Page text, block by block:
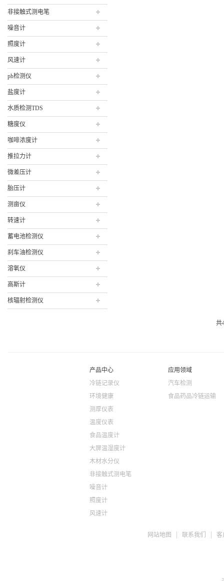
非接触式测电笔
噪音计
照度计
风速计
ph检测仪
盐度计
水质检测TDS
糖度仪
咖啡浓度计
推拉力计
微差压计
胎压计
测亩仪
转速计
蓄电池检测仪
刹车油检测仪
溶氧仪
高斯计
核辐射检测仪
共
产品中心
冷链记录仪
环境健康
测厚仪表
温度仪表
食品温度计
大屏温湿度计
木材水分仪
非接触式测电笔
噪音计
照度计
风速计
应用领域
汽车检测
食品药品冷链运输
网站地图 联系我们 客